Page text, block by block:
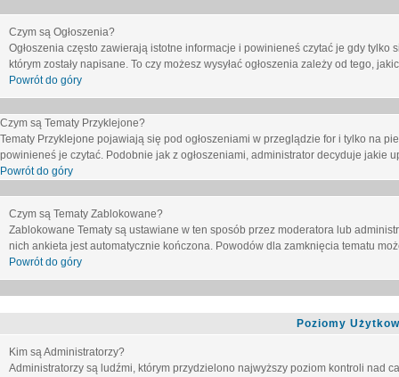
Czym są Ogłoszenia?
Ogłoszenia często zawierają istotne informacje i powinieneś czytać je gdy
którym zostały napisane. To czy możesz wysyłać ogłoszenia zależy od tego,
Powrót do góry
Czym są Tematy Przyklejone?
Tematy Przyklejone pojawiają się pod ogłoszeniami w przeglądzie for i tylko na
powinieneś je czytać. Podobnie jak z ogłoszeniami, administrator decyduje
Powrót do góry
Czym są Tematy Zablokowane?
Zablokowane Tematy są ustawiane w ten sposób przez moderatora lub
nich ankieta jest automatycznie kończona. Powodów dla zamknięcia tematu
Powrót do góry
Poziomy
Kim są Administratorzy?
Administratorzy są ludźmi, którym przydzielono najwyższy poziom kontroli nad